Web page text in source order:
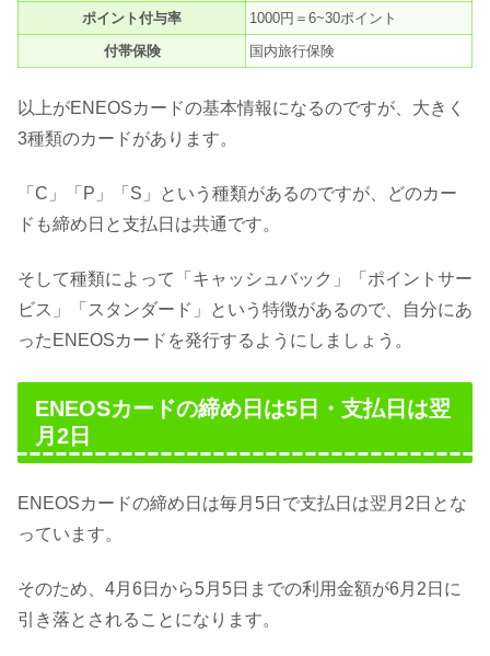
ポイント付与率
1000円＝6~30ポイント
付帯保険
国内旅行保険
以上がENEOSカードの基本情報になるのですが、大きく
3種類のカードがあります。
「C」「P」「S」という種類があるのですが、どのカー
ドも締め日と支払日は共通です。
そして種類によって「キャッシュバック」「ポイントサー
ビス」「スタンダード」という特徴があるので、自分にあ
ったENEOSカードを発行するようにしましょう。
ENEOSカードの締め日は5日・支払日は翌
月2日
ENEOSカードの締め日は毎月5日で支払日は翌月2日とな
っています。
そのため、4月6日から5月5日までの利用金額が6月2日に
引き落とされることになります。